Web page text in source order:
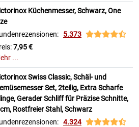
Küchenmesser, Schwarz, One
5.373
7,95 €
...
Swiss Classic, Schäl- und
Set, 2teilig, Extra Scharfe
Gerader Schliff für Präzise Schnitte,
Rostfreier Stahl, Schwarz
4.324